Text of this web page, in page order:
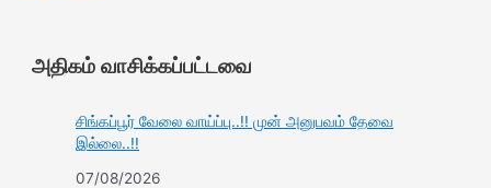
அதிகம் வாசிக்கப்பட்டவை
சிங்கப்பூர் வேலை வாய்ப்பு..!! முன் அனுபவம் தேவை
இல்லை..!!
07/08/2026